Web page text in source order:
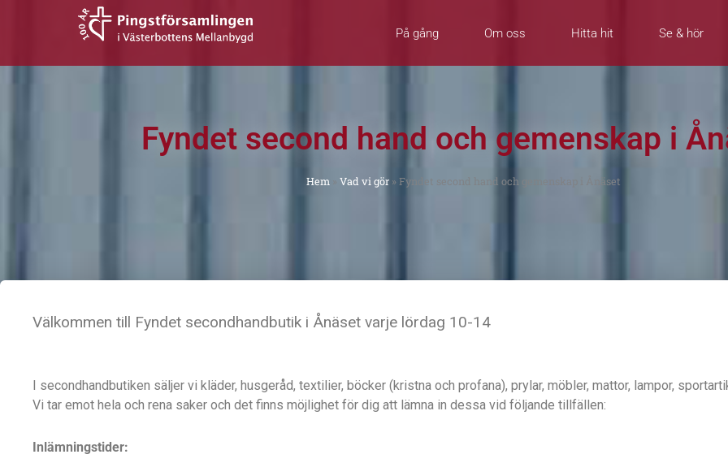
På gång Om oss Hitta hit Se & hör
Fyndet second hand och gemenskap i
Hem Vad vi gör» Fyndet second hand och gemenskap i Ånäset
Välkommen till Fyndet secondhandbutik i Ånäset varje lördag 10-14
I secondhandbutiken säljer vi kläder, husgeråd, textilier, böcker (kristna och profana), prylar, möbler, mattor, lampor,
Vi tar emot hela och rena saker och det finns möjlighet för dig att lämna in dessa vid följande tillfällen:
Inlämningstider: